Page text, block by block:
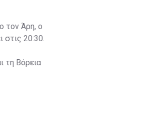
τον Άρη, ο
στις 20:30.
τη Βόρεια